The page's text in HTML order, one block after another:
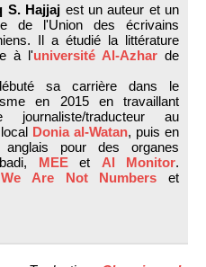
S. Hajjaj est un auteur et un
de l'Union des écrivains
Il a étudié la littérature
à l'université Al-Azhar de
sa carrière dans le
en 2015 en travaillant
journaliste/traducteur au
Donia al-Watan, puis en
pour des organes
MEEet Al Monitor.
We Are Not Numbers et